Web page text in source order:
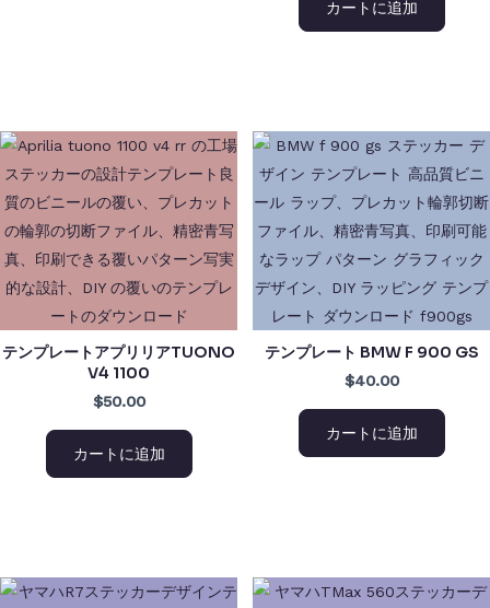
カートに追加
テンプレートアプリリアTUONO
V4 1100
$50.00
カートに追加
テンプレート BMW F 900 GS
$40.00
カートに追加